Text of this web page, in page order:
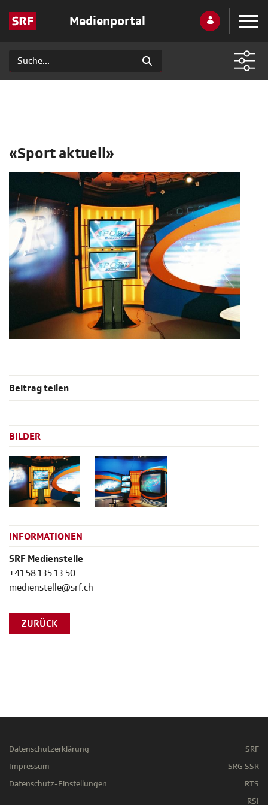
Medienportal
«Sport aktuell»
Beitrag teilen
BILDER
INFORMATIONEN
SRF Medienstelle
+41 58 135 13 50
medienstelle@srf.ch
ZURÜCK
Datenschutzerklärung
Impressum
Datenschutz-Einstellungen
SRF
SRG SSR
RTS
RSI